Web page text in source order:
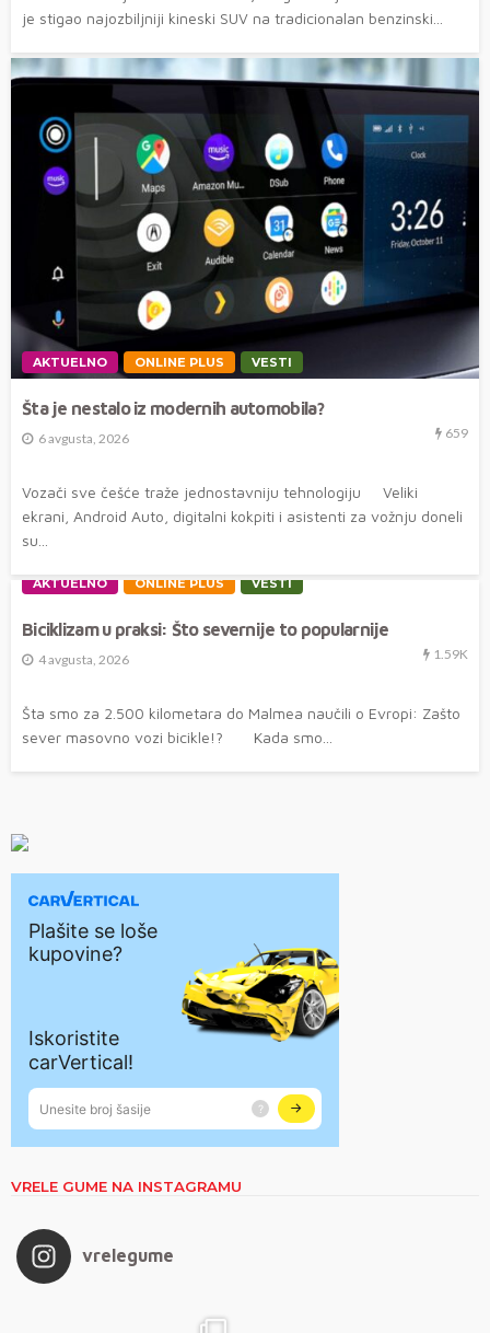
je stigao najozbiljniji kineski SUV na tradicionalan benzinski...
AKTUELNO ONLINE PLUS VESTI
Šta je nestalo iz modernih automobila?
6 avgusta, 2026 659
Vozači sve češće traže jednostavniju tehnologiju Veliki
ekrani, Android Auto, digitalni kokpiti i asistenti za vožnju doneli
su...
AKTUELNO ONLINE PLUS VESTI
Biciklizam u praksi: Što severnije to popularnije
4 avgusta, 2026 1.59K
Šta smo za 2.500 kilometara do Malmea naučili o Evropi: Zašto
sever masovno vozi bicikle!? Kada smo...
VRELE GUME NA INSTAGRAMU
vrelegume